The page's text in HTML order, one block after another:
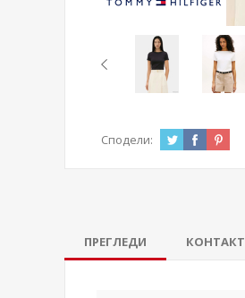
Сподели:
ПРЕГЛЕДИ КОНТАКТ